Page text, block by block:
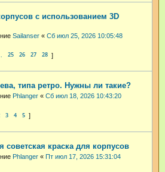
с использованием 3D
Sailanser « Сб июл 25, 2026 10:05:48
25 26 27 28
типа ретро. Нужны ли такие?
Phlanger « Сб июл 18, 2026 10:43:20
3 4 5
советская краска для корпусов
Phlanger « Пт июл 17, 2026 15:31:04